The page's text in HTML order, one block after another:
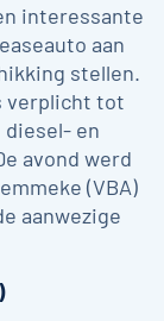
interessante
aan
stellen.
verplicht tot
en
avond werd
(VBA)
aanwezige